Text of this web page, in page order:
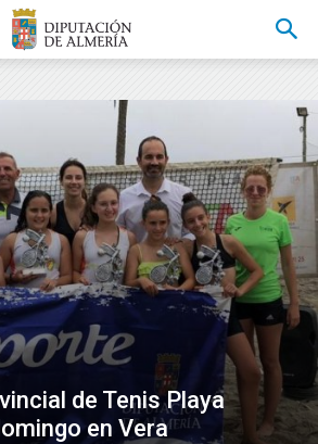
de Tenis Playa
en Vera